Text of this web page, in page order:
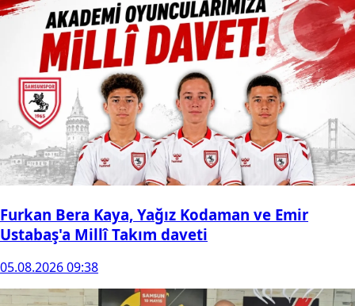
Furkan Bera Kaya, Yağız Kodaman ve Emir
Ustabaş'a Millî Takım daveti
05.08.2026 09:38